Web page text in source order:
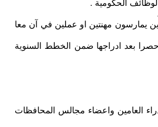
يمارسون مهنتين او عملين في آن معا
حصرا بعد ادراجها ضمن الخطط السنوية
العامين واعضاء مجالس المحافظات